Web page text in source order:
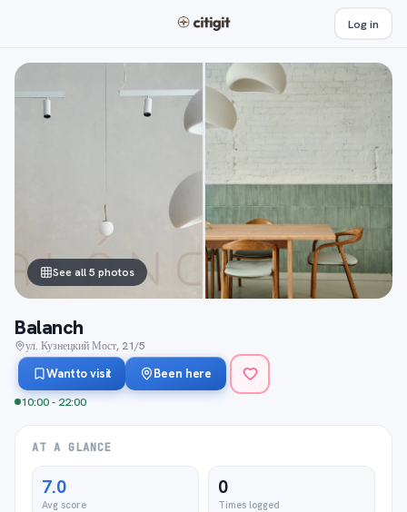
Log in
See all 5 photos
Balanch
ул. Кузнецкий Мост, 21/5
Want to visit
Been here
10:00 - 22:00
AT A GLANCE
7.0
Avg score
0
Times logged